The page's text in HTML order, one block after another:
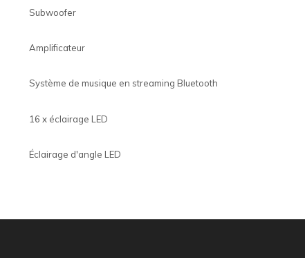
Subwoofer
Amplificateur
Système de musique en streaming Bluetooth
16 x éclairage LED
Éclairage d'angle LED